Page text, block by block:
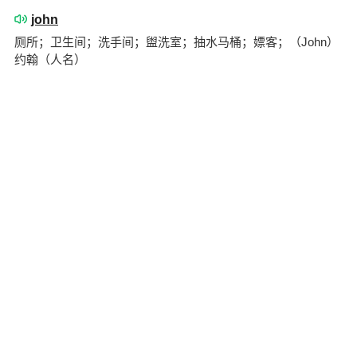
john
厕所；卫生间；洗手间；盥洗室；抽水马桶；嫖客；（John）
约翰（人名）